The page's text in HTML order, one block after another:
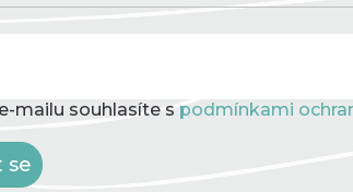
mailu souhlasíte s podmínkami
se